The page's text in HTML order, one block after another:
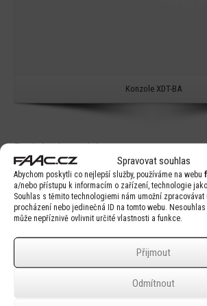
Spravovat souhlas
Abychom poskytli co nejlepší služby, používáme na webu
a/nebo přístupu k informacím o zařízení, technologie
Souhlas s těmito technologiemi nám umožní
procházení nebo jedinečná ID na tomto webu.
může nepříznivě ovlivnit určité vlastnosti a funkce.
Přijmout
Odmítnout
Konzole XDT-BA
Podobné produkty